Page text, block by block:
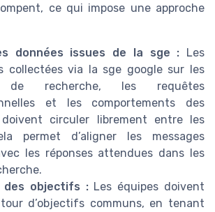
ce qui impose une approche
données issues de la sge : Les
collectées via la sge google sur les
de recherche, les requêtes
et les comportements des
circuler librement entre les
permet d’aligner les messages
les réponses attendues dans les
des objectifs :Les équipes doivent
d’objectifs communs, en tenant